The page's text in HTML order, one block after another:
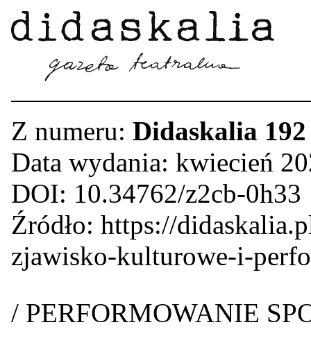
Z numeru: Didaskalia 192
Data wydania: kwiecień
DOI: 10.34762/z2cb-0h33
Źródło: https://
zjawisko-kulturowe-i-
/ PERFORMOWANIE